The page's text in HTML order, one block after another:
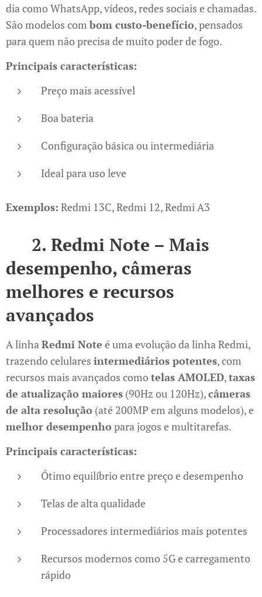
dia como WhatsApp, vídeos, redes sociais e chamadas.
São modelos combom custo-benefício, pensados
para quem não precisa de muito poder de fogo.
Principais características:
Preço mais acessível
Boa bateria
Configuração básica ou intermediária
Ideal para uso leve
Exemplos: Redmi 13C, Redmi 12, Redmi A3
2. Redmi Note – Mais
desempenho, câmeras
melhores e recursos
avançados
A linha Redmi Note é uma evolução da linha Redmi,
trazendo celulares intermediários potentes, com
recursos mais avançados comotelas AMOLED,taxas
de atualização maiores (90Hz ou 120Hz),câmeras
de alta resolução (até 200MP em alguns modelos), e
melhor desempenho para jogos e multitarefas.
Principais características:
Ótimo equilíbrio entre preço e desempenho
Telas de alta qualidade
Processadores intermediários mais potentes
Recursos modernos como 5G e carregamento
rápido